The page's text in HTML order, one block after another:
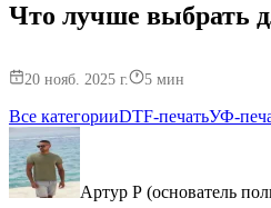
Что лучше выбрать
20 нояб. 2025 г. 5 мин
Все категорииDTF-печатьУФ-
Артур Р (основатель